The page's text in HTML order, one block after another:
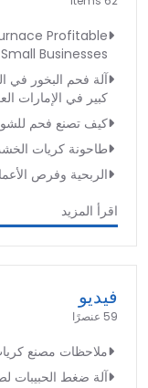
Profitable
Businesses?
آلة فحم البخور في
كبير في الإمارات
كيف تصنع فحم
طاحونة كريات
الربحية وفرص
اقرأ المزيد
فيديو
59 عنصرًا
ملاحظات مصنع
آلة ضغط الحبيبات